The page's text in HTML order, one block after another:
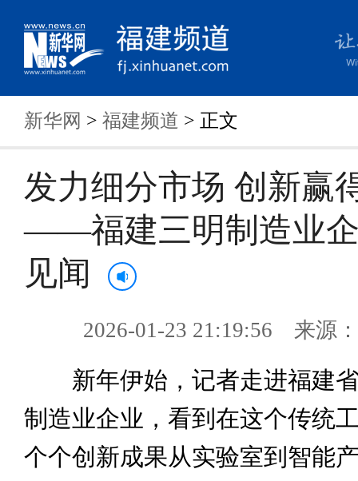
新华网 > 福建频道 > 正文
发力细分市场 创新赢
——福建三明制造业
见闻
2026-01-23 21:19:56 来源
新年伊始，记者走进福建省
制造业企业，看到在这个传统
个个创新成果从实验室到智能